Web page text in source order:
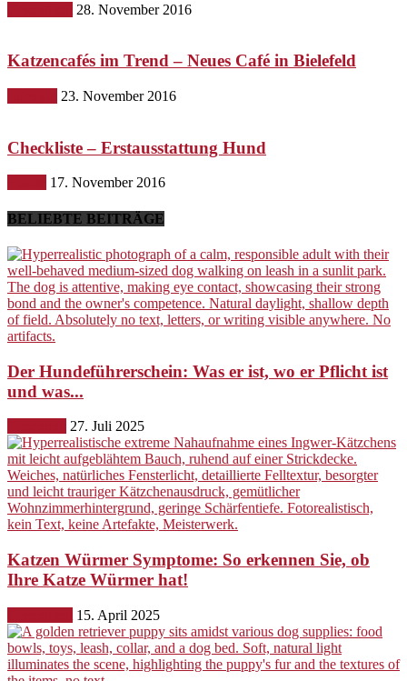
28. November 2016
Katzencafés im Trend – Neues Café in Bielefeld
23. November 2016
Checkliste – Erstausstattung Hund
17. November 2016
BELIEBTE BEITRÄGE
Der Hundeführerschein: Was er ist, wo er Pflicht ist
und was...
27. Juli 2025
Katzen Würmer Symptome: So erkennen Sie, ob
Ihre Katze Würmer hat!
15. April 2025